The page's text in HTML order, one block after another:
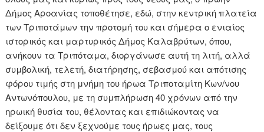
Δήμος Αροανίας τοποθέτησε, εδώ, στην κεντρική πλατεία
των Τριποτάμων την προτομή του και σήμερα ο ενιαίος
ιστορικός και μαρτυρικός Δήμος Καλαβρύτων, όπου,
ανήκουν τα Τριπόταμα, διοργάνωσε αυτή τη λιτή, αλλά
συμβολική, τελετή, διατήρησης, σεβασμού και απότισης
φόρου τιμής στη μνήμη του ήρωα Τριποταμίτη Κων/νου
Αντωνόπουλου, με τη συμπλήρωση 40 χρόνων από την
ηρωική θυσία του, θέλοντας και επιδιώκοντας να
δείξουμε ότι δεν ξεχνούμε τους ήρωες μας, τους